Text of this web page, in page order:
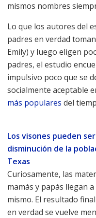
mismos nombres
Lo que los autores del
padres en verdad
Emily) y luego eligen
padres, el estudio
impulsivo poco que se
socialmente aceptable
más populares del
Los visones pueden
disminución de la
Texas
Curiosamente, las
mamás y papás llegan
mismo. El resultado
en verdad se vuelve